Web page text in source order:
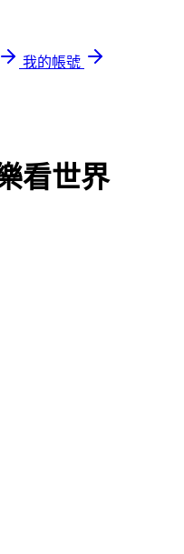
我的帳號
看世界